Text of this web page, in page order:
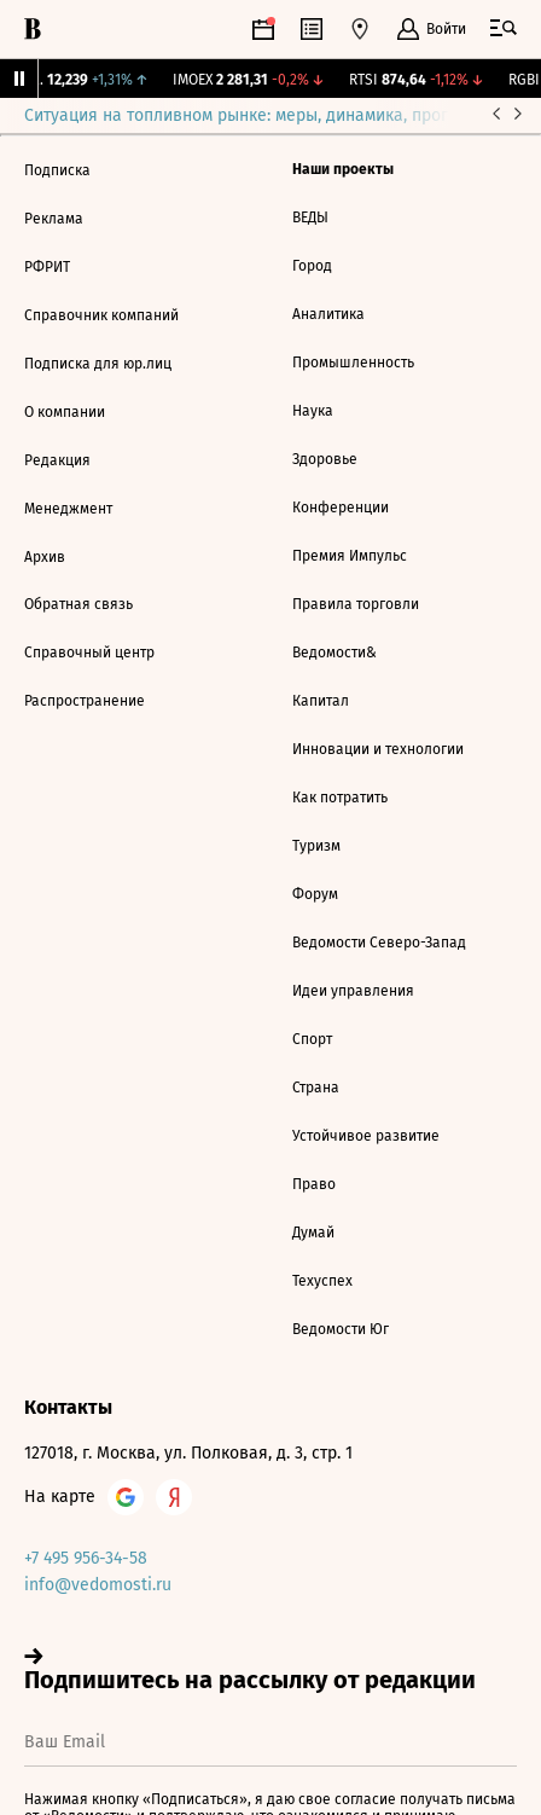
Войти
12,239 +1,31%↑ IMOEX 2 281,31 -0,2%↓ RTSI 874,64 -1,12%↓ RGBI
Ситуация на топливном рынке: меры, динамика, прогнозы
Подписка
Реклама
РФРИТ
Справочник компаний
Подписка для юр.лиц
О компании
Редакция
Менеджмент
Архив
Обратная связь
Справочный центр
Распространение
Наши проекты
ВЕДЫ
Город
Аналитика
Промышленность
Наука
Здоровье
Конференции
Премия Импульс
Правила торговли
Ведомости&
Капитал
Инновации и технологии
Как потратить
Туризм
Форум
Ведомости Северо-Запад
Идеи управления
Спорт
Страна
Устойчивое развитие
Право
Думай
Техуспех
Ведомости Юг
Контакты
127018, г. Москва, ул. Полковая, д. 3, стр. 1
На карте
+7 495 956-34-58
info@vedomosti.ru
Нажимая кнопку «Подписаться», я даю свое согласие получать письма